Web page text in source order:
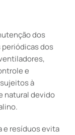
dos
dos
e
à
natural devido
e resíduos evita